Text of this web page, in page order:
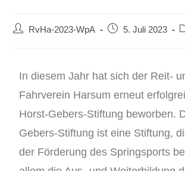
RvHa-2023-WpA 5. Juli 2023
In diesem Jahr hat sich der Reit-
Fahrverein Harsum erneut
Horst-Gebers-Stiftung beworben.
Gebers-Stiftung ist eine Stiftung,
der Förderung des Springsports